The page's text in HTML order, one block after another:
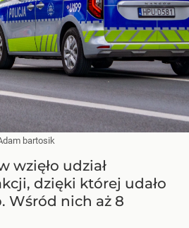
bartosik
wzięło udział
dzięki której udało
Wśród nich aż 8